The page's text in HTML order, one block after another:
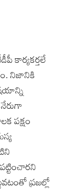
కార్యకర్తలే
నిజానికి
పక్షం
ప్రజల్లో